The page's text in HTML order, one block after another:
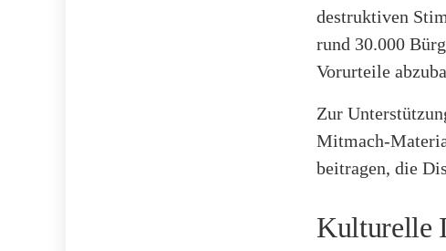
destruktiven
rund 30.000
Vorurteile
Zur
Mitmach-
beitragen, die
Kulturelle